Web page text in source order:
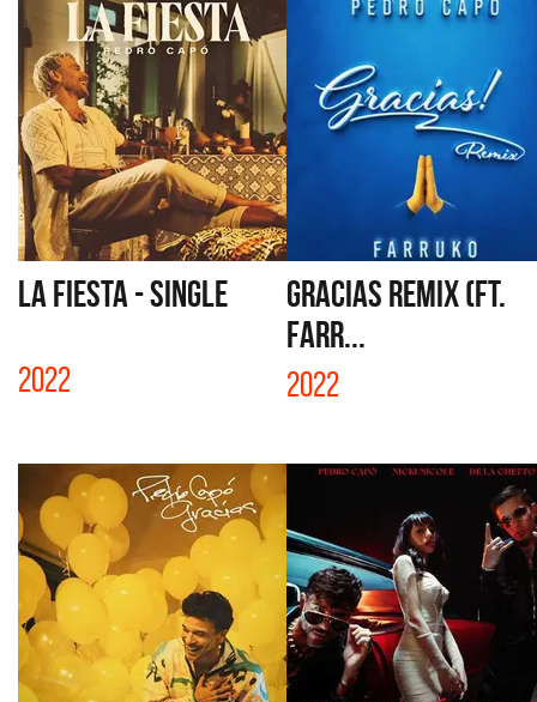
LA FIESTA - SINGLE
2022
GRACIAS REMIX (FT.
FARR...
2022